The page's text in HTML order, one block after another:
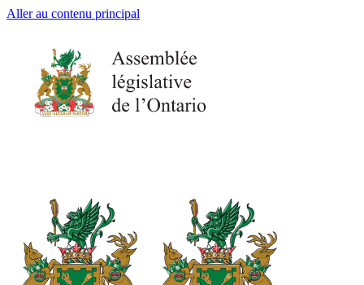
Aller au contenu principal